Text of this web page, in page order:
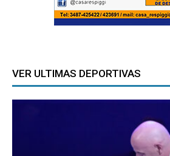
VER ULTIMAS DEPORTIVAS